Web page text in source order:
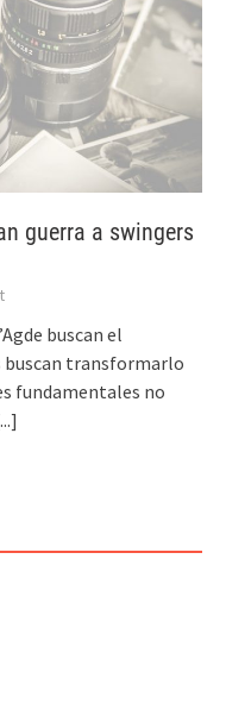
guerra a swingers
buscan el
transformarlo
fundamentales no